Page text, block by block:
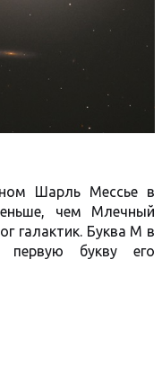
Шарль Мессье в
чем Млечный
галактик. Буква М в
первую букву его